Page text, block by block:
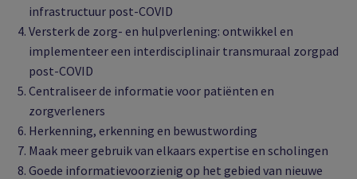
infrastructuur post-COVID
Versterk de zorg- en hulpverlening: ontwikkel en
implementeer een interdisciplinair transmuraal zorgpad
post-COVID
Centraliseer de informatie voor patiënten en
zorgverleners
Herkenning, erkenning en bewustwording
Maak meer gebruik van elkaars expertise en scholingen
Goede informatievoorzienig op het gebied van nieuwe